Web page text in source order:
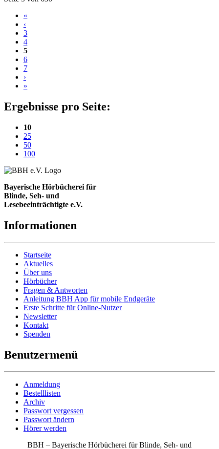
«
‹
3
4
5
6
7
›
»
Ergebnisse pro Seite:
10(aktuelle Einstellung)
25
50
100
Bayerische Hörbücherei für
Blinde, Seh- und
Lesebeeinträchtigte e.V.
Informationen
Startseite
Aktuelles
Über uns
Hörbücher
Fragen & Antworten
Anleitung BBH App für mobile Endgeräte
Erste Schritte für Online-Nutzer
Newsletter
Kontakt
Spenden
Benutzermenü
Anmeldung
Bestelllisten
Archiv
Passwort vergessen
Passwort ändern
Hörer werden
BBH – Bayerische Hörbücherei für Blinde, Seh- und